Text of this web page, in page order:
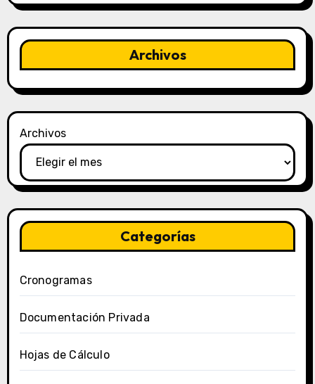
Archivos
Archivos
Categorías
Cronogramas
Documentación Privada
Hojas de Cálculo